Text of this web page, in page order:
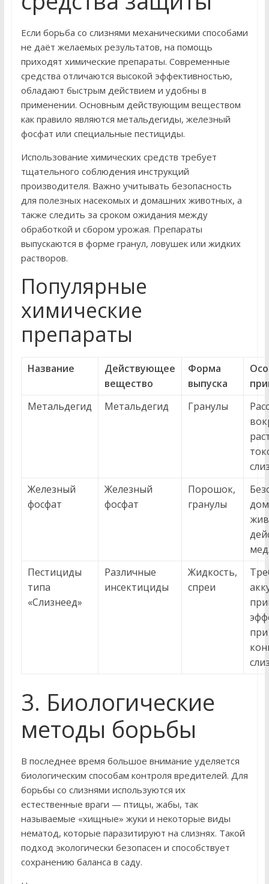
Если борьба со слизнями механическими способами
не даёт желаемых результатов, на помощь
приходят химические препараты. Современные
средства отличаются высокой эффективностью,
обладают быстрым действием и удобны в
применении. Основным действующим веществом
как правило являются метальдегиды, железный
фосфат или специальные пестициды.
Использование химических средств требует
тщательного соблюдения инструкций
производителя. Важно учитывать безопасность
для полезных насекомых и домашних животных, а
также следить за сроком ожидания между
обработкой и сбором урожая. Препараты
выпускаются в форме гранул, ловушек или жидких
растворов.
Популярные
химические
препараты
Название
Действующее
вещество
Форма
выпуска
Метальдегид
Метальдегид Гранулы
Железный
фосфат
Железный
фосфат
Порошок,
гранулы
Пестициды
типа
«Слизнеед»
Различные
инсектициды
Жидкость,
спреи
3. Биологические
методы борьбы
В последнее время большое внимание уделяется
биологическим способам контроля вредителей. Для
борьбы со слизнями используются их
естественные враги — птицы, жабы, так
называемые «хищные» жуки и некоторые виды
нематод, которые паразитируют на слизнях. Такой
подход экологически безопасен и способствует
сохранению баланса в саду.